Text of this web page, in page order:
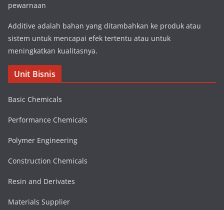
pewarnaan
Additive adalah bahan yang ditambahkan ke produk atau
sistem untuk mencapai efek tertentu atau untuk
meningkatkan kualitasnya.
Unit Bisnis
Basic Chemicals
Performance Chemicals
Polymer Engineering
Construction Chemicals
Resin and Derivates
Materials Supplier